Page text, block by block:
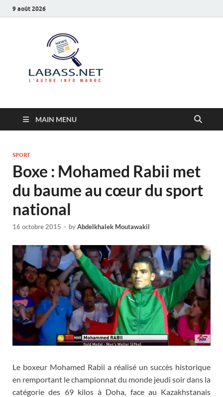
9 août 2026
MAIN MENU
SPORT
Boxe : Mohamed Rabii met
du baume au cœur du sport
national
16 octobre 2015 - byAbdelkhalek Moutawakil
Le boxeur Mohamed Rabii a réalisé un succès historique
en remportant le championnat du monde jeudi soir dans la
catégorie des 69 kilos à Doha, face au Kazakhstanais